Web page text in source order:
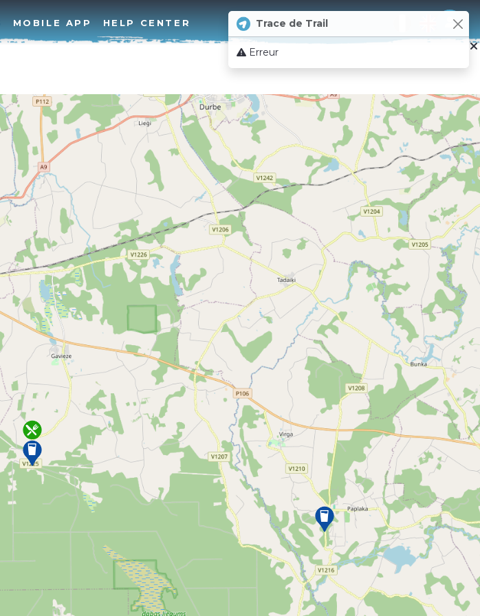
Log
MOBILE APP HELP CENTER Trace de Trail
Erreur